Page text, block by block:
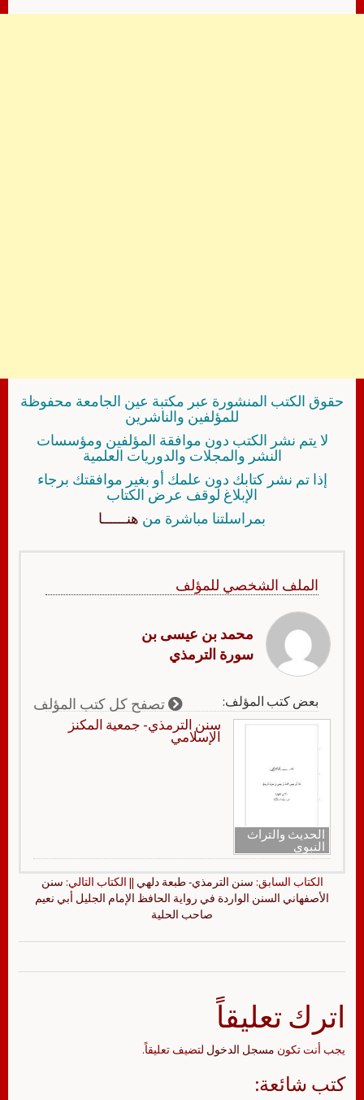
حقوق الكتب المنشورة عبر مكتبة عين الجامعة محفوظة
للمؤلفين والناشرين
لا يتم نشر الكتب دون موافقة المؤلفين ومؤسسات
النشر والمجلات والدوريات العلمية
إذا تم نشر كتابك دون علمك أو بغير موافقتك برجاء
الإبلاغ لوقف عرض الكتاب
بمراسلتنا مباشرة من هنــــــا
الملف الشخصي للمؤلف
محمد بن عيسى بن
سورة الترمذي
بعض كتب المؤلف: تصفح كل كتب المؤلف
الحديث والتراث
النبوي
سنن الترمذي- جمعية المكنز
الإسلامي
الكتاب السابق: سنن الترمذي- طبعة دلهي || الكتاب التالي: سنن
الأصفهاني السنن الواردة في رواية الحافظ الإمام الجليل أبي نعيم
صاحب الحلية
اترك تعليقاً
يجب أنت تكون مسجل الدخول لتضيف تعليقاً.
كتب شائعة: